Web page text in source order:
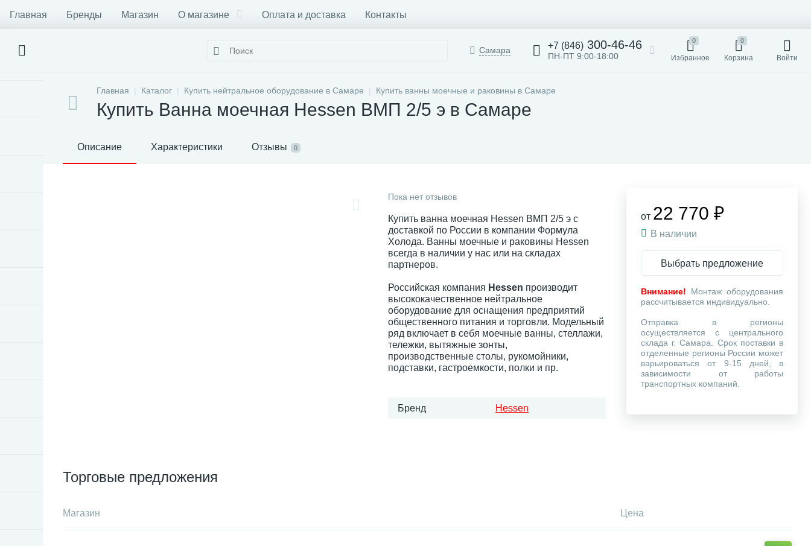
Главная Бренды Магазин О магазине Оплата и доставка Контакты
Самара +7 (846) 300-46-46
ПН-ПТ 9:00-18:00
0
Избранное
0
Корзина Войти
Главная Каталог Купить нейтральное оборудование в Самаре Купить ванны моечные и раковины в Самаре
Купить Ванна моечная Hessen ВМП 2/5 э в Самаре
Описание Характеристики Отзывы 0
Пока нет отзывов
Купить ванна моечная Hessen ВМП 2/5 э с
доставкой по России в компании Формула
Холода. Ванны моечные и раковины Hessen
всегда в наличии у нас или на складах
партнеров.
Российская компания Hessen производит
высококачественное нейтральное
оборудование для оснащения предприятий
общественного питания и торговли. Модельный
ряд включает в себя моечные ванны, стеллажи,
тележки, вытяжные зонты,
производственные столы, рукомойники,
подставки, гастроемкости, полки и пр.
Бренд Hessen
Торговые предложения
Магазин Цена
от 22 770 ₽
В наличии
Выбрать предложение
Внимание! Монтаж оборудования
рассчитывается индивидуально.
Отправка в регионы
осуществляется с центрального
склада г. Самара. Срок поставки в
отделенные регионы России может
варьироваться от 9-15 дней, в
зависимости от работы
транспортных компаний.